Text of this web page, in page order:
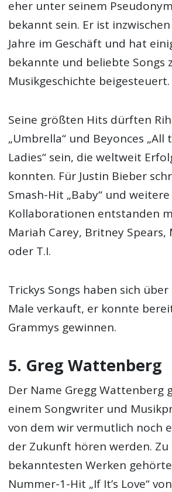
eher unter seinem
bekannt sein. Er ist
Jahre im Geschäft und hat
bekannte und beliebte Songs
Musikgeschichte beigesteuert.
Seine größten Hits dürften
„Umbrella“ und Beyonces „All
Ladies“ sein, die weltweit
konnten. Für Justin Bieber
Smash-Hit „Baby“ und
Kollaborationen entstanden
Mariah Carey, Britney Spears,
oder T.I.
Trickys Songs haben sich
Male verkauft, er konnte
Grammys gewinnen.
5. Greg Wattenberg
Der Name Gregg Wattenberg
einem Songwriter und
von dem wir vermutlich noch
der Zukunft hören werden. Zu
bekanntesten Werken
Nummer-1-Hit „If It’s Love“